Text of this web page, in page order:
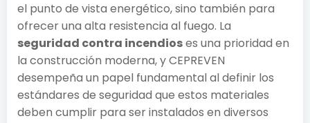
el punto de vista energético, sino también para
ofrecer una alta resistencia al fuego. La
seguridad contra incendioses una prioridad en
la construcción moderna, y CEPREVEN
desempeña un papel fundamental al definir los
estándares de seguridad que estos materiales
deben cumplir para ser instalados en diversos